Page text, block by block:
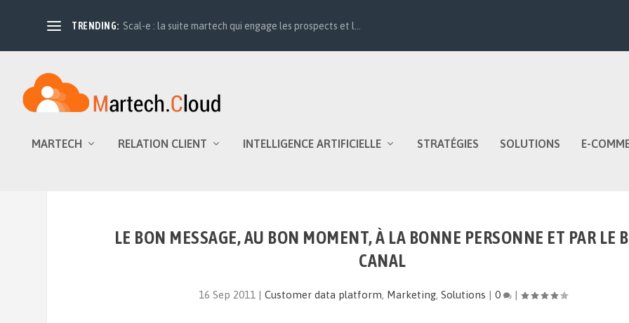
TRENDING: Scal-e : la suite martech qui engage les prospects et l...
MARTECH RELATION CLIENT INTELLIGENCE ARTIFICIELLE STRATÉGIES SOLUTIONS E-
LE BON MESSAGE, AU BON MOMENT, À LA BONNE PERSONNE ET PAR LE
CANAL
16 Sep 2011 | Customer data platform, Marketing, Solutions | 0 |